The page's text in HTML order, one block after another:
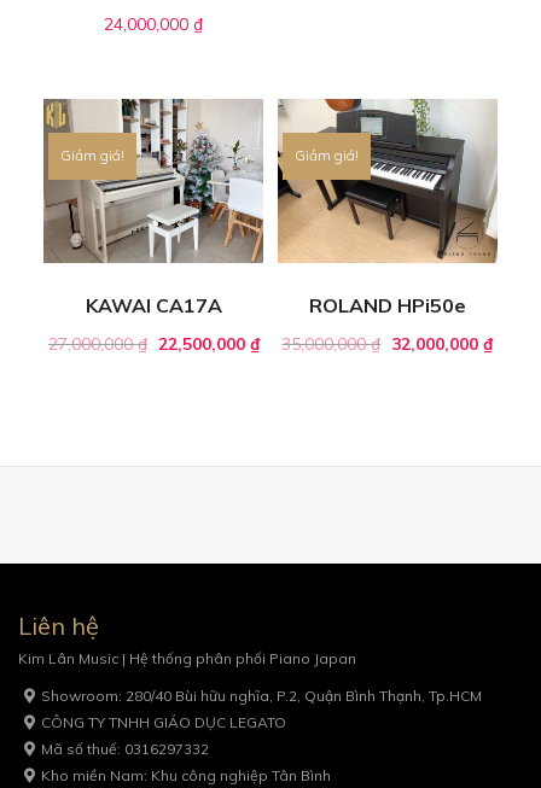
24,000,000₫
Giảm giá!
KAWAI CA17A
27,000,000₫ 22,500,000 ₫
Giảm giá!
ROLAND HPi50e
35,000,000₫ 32,000,000₫
Liên hệ
Kim Lân Music | Hệ thống phân phối Piano Japan
Showroom: 280/40 Bùi hữu nghĩa, P.2, Quận Bình Thạnh, Tp.HCM
CÔNG TY TNHH GIÁO DỤC LEGATO
Mã số thuế: 0316297332
Kho miền Nam: Khu công nghiệp Tân Bình